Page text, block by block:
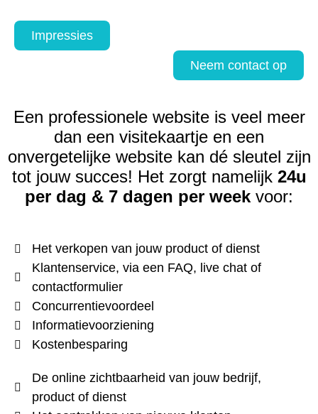
Impressies
Neem contact op
Een professionele website is veel meer
dan een visitekaartje en een
onvergetelijke website kan dé sleutel zijn
tot jouw succes! Het zorgt namelijk 24u
per dag & 7 dagen per week voor:
Het verkopen van jouw product of dienst
Klantenservice, via een FAQ, live chat of
contactformulier
Concurrentievoordeel
Informatievoorziening
Kostenbesparing
De online zichtbaarheid van jouw bedrijf,
product of dienst